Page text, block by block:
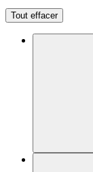
Tout effacer